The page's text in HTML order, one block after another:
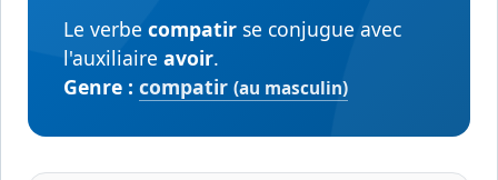
Le verbe compatir se conjugue avec
l'auxiliaire avoir.
Genre : compatir (au masculin)